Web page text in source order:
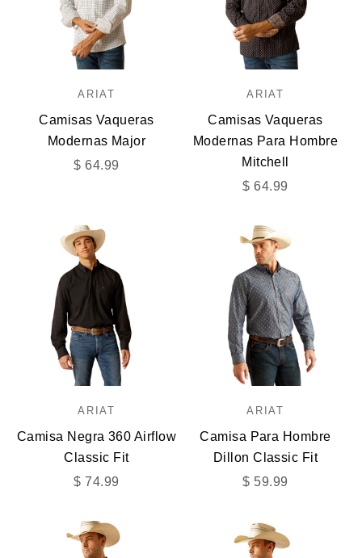
ARIAT
Camisas Vaqueras
Modernas Major
Precio de oferta
$ 64.99
ARIAT
Camisas Vaqueras
Modernas Para Hombre
Mitchell
Precio de oferta
$ 64.99
ARIAT
Camisa Negra 360 Airflow
Classic Fit
Precio de oferta
$ 74.99
ARIAT
Camisa Para Hombre
Dillon Classic Fit
Precio de oferta
$ 59.99